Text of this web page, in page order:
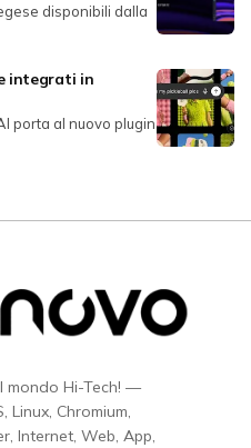
disponibili dalla
integrati in
porta al nuovo plugin
Hi-Tech! —
Chromium,
Internet, Web, App,